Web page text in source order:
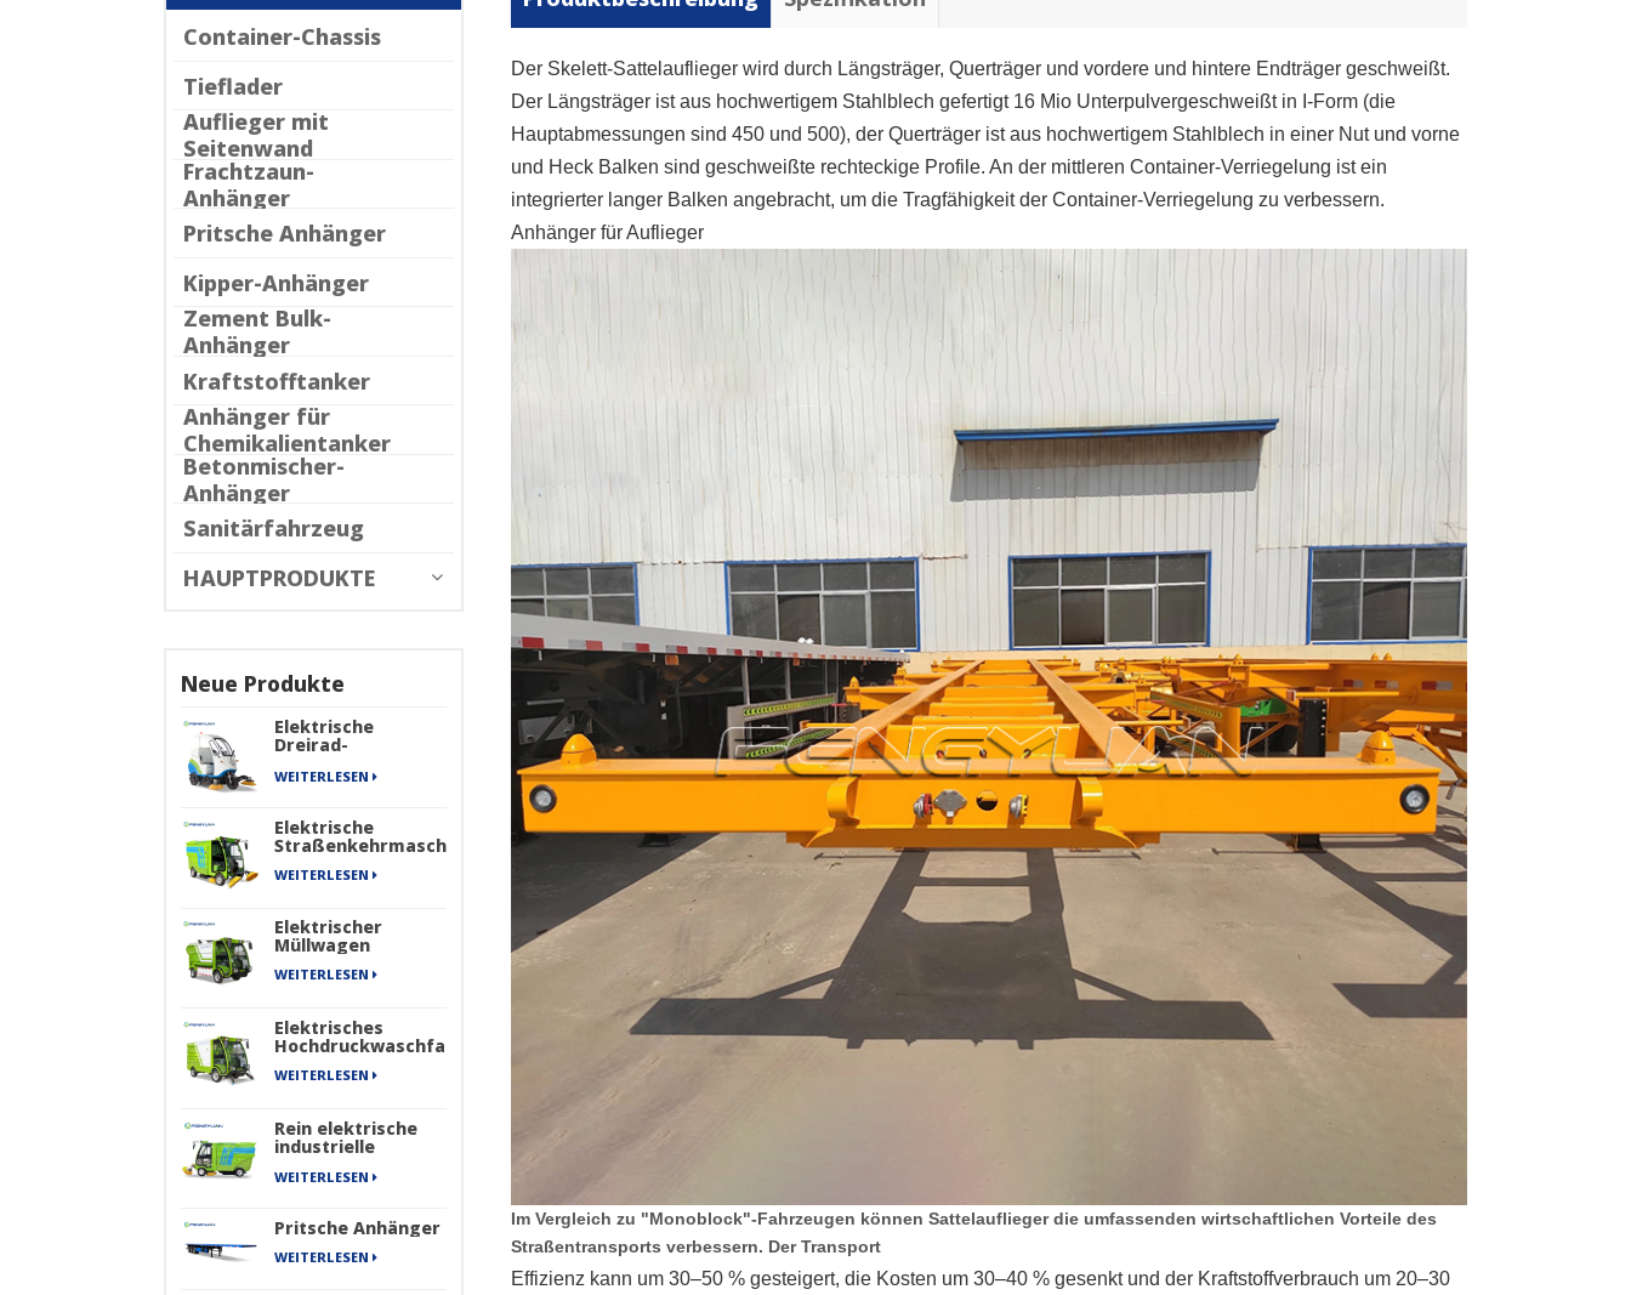
Container-Chassis
Tieflader
Auflieger mit
Seitenwand
Frachtzaun-
Anhänger
Pritsche Anhänger
Kipper-Anhänger
Zement Bulk-
Anhänger
Kraftstofftanker
Anhänger für
Chemikalientanker
Betonmischer-
Anhänger
Sanitärfahrzeug
HAUPTPRODUKTE
Neue Produkte
Elektrische
Dreirad-
WEITERLESEN
Elektrische
Straßenkehrmaschine
WEITERLESEN
Elektrischer
Müllwagen
WEITERLESEN
Elektrisches
Hochdruckwaschfahrzeug
WEITERLESEN
Rein elektrische
industrielle
mit vier Rädern
Sanitation Series
WEITERLESEN
Pritsche Anhänger
WEITERLESEN
Der Skelett-Sattelauflieger wird durch Längsträger, Querträger und vordere und hintere Endträger geschweißt.
Der Längsträger ist aus hochwertigem Stahlblech gefertigt 16 Mio Unterpulvergeschweißt in I-Form (die
Hauptabmessungen sind 450 und 500), der Querträger ist aus hochwertigem Stahlblech in einer Nut und vorne
und Heck Balken sind geschweißte rechteckige Profile. An der mittleren Container-Verriegelung ist ein
integrierter langer Balken angebracht, um die Tragfähigkeit der Container-Verriegelung zu verbessern.
Anhänger für Auflieger
Im Vergleich zu "Monoblock"-Fahrzeugen können Sattelauflieger die umfassenden wirtschaftlichen Vorteile des
Straßentransports verbessern. Der Transport
Effizienz kann um 30–50 % gesteigert, die Kosten um 30–40 % gesenkt und der Kraftstoffverbrauch um 20–30